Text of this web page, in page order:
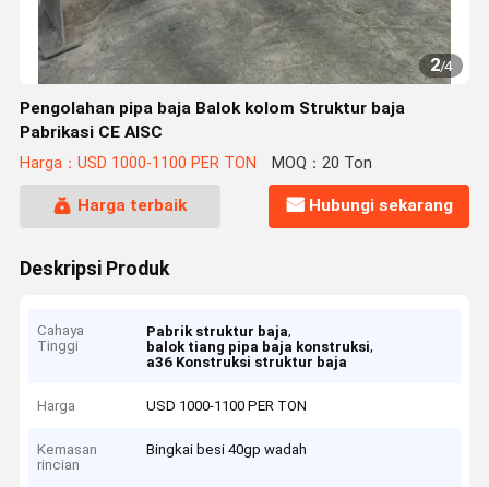
2/4
Pengolahan pipa baja Balok kolom Struktur baja
Pabrikasi CE AISC
Harga：USD 1000-1100 PER TON MOQ：20 Ton
Harga terbaik Hubungi sekarang
Deskripsi Produk
Cahaya
Tinggi
Pabrik struktur baja,
balok tiang pipa baja konstruksi,
a36 Konstruksi struktur baja
Harga USD 1000-1100 PER TON
Kemasan
rincian
Bingkai besi 40gp wadah